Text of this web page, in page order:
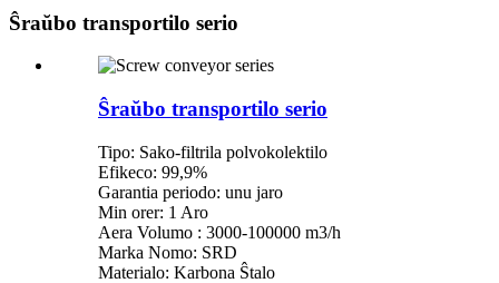
Ŝraŭbo transportilo serio
Ŝraŭbo transportilo serio
Tipo: Sako-filtrila polvokolektilo
Efikeco: 99,9%
Garantia periodo: unu jaro
Min orer: 1 Aro
Aera Volumo : 3000-100000 m3/h
Marka Nomo: SRD
Materialo: Karbona Ŝtalo